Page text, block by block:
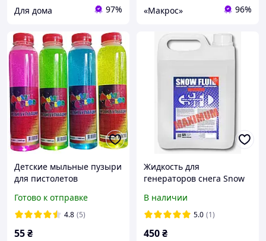
Для дома 97% «Макрос» 96%
Детские мыльные пузыри
для пистолетов
Готово к отправке
4.8 (5)
55₴
Жидкость для
генераторов снега Snow
В наличии
5.0 (1)
450₴